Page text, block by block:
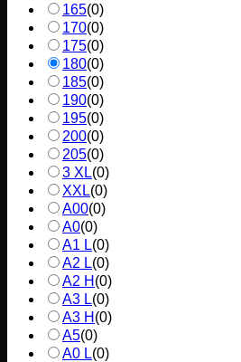
165(0)
170(0)
175(0)
180(0)
185(0)
190(0)
195(0)
200(0)
205(0)
3 XL(0)
XXL(0)
A00(0)
A0(0)
A1 L(0)
A2 L(0)
A2 H (0)
A3 L(0)
A3 H (0)
A5(0)
A0 L(0)